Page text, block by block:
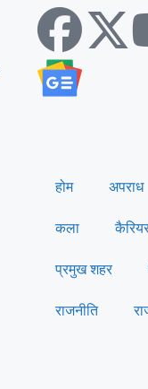
होम अपराध
कला
प्रमुख शहर
राजनीति